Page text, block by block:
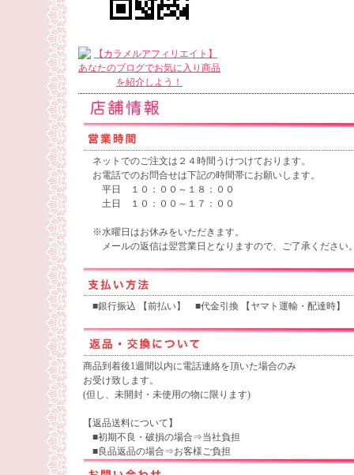
ネットでのご注文は２４時間うけつけております。
お電話でのお問合せは下記の時間帯にお願いします。
平日 １０：００～１８：００
土日 １０：００～１７：００
※水曜日はお休みをいただきます。
メールの返信は翌営業日となりますので、ご了承ください
■銀行振込 【前払い】 ■代金引換 【ヤマト運輸・配達時】
商品到着後1週間以内に電話連絡を頂いた場合のみ
お受け致します。
(但し、未開封・未使用の物に限ります)
【返品送料について】
■初期不良・破損の場合⇒当社負担
■良品返品の場合⇒お客様ご負担